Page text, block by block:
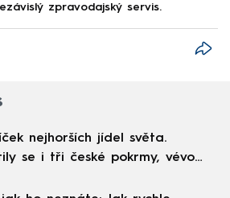
zpravodajský servis.
nejhorších jídel světa.
se i tři české pokrmy, vévodí